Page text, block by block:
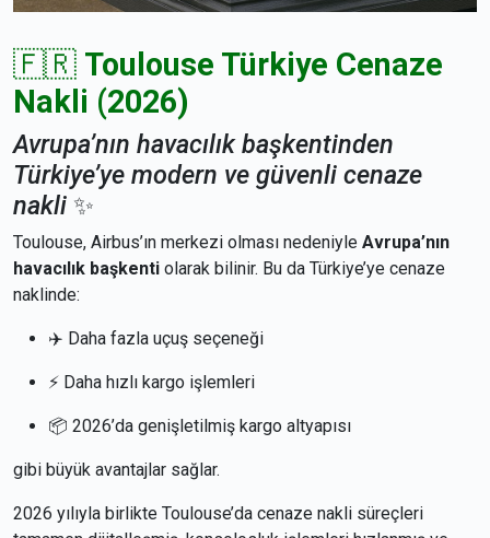
🇫🇷 Toulouse Türkiye Cenaze
Nakli (2026)
Avrupa’nın havacılık başkentinden
Türkiye’ye modern ve güvenli cenaze
nakli ✨
Toulouse, Airbus’ın merkezi olması nedeniyle Avrupa’nın
havacılık başkenti olarak bilinir. Bu da Türkiye’ye cenaze
naklinde:
✈️ Daha fazla uçuş seçeneği
⚡ Daha hızlı kargo işlemleri
📦 2026’da genişletilmiş kargo altyapısı
gibi büyük avantajlar sağlar.
2026 yılıyla birlikte Toulouse’da cenaze nakli süreçleri